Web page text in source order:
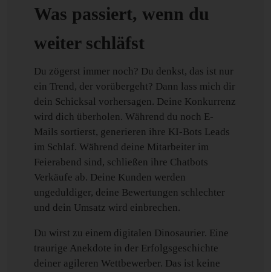
Was passiert, wenn du
weiter schläfst
Du zögerst immer noch? Du denkst, das ist nur
ein Trend, der vorübergeht? Dann lass mich dir
dein Schicksal vorhersagen. Deine Konkurrenz
wird dich überholen. Während du noch E-
Mails sortierst, generieren ihre KI-Bots Leads
im Schlaf. Während deine Mitarbeiter im
Feierabend sind, schließen ihre Chatbots
Verkäufe ab. Deine Kunden werden
ungeduldiger, deine Bewertungen schlechter
und dein Umsatz wird einbrechen.
Du wirst zu einem digitalen Dinosaurier. Eine
traurige Anekdote in der Erfolgsgeschichte
deiner agileren Wettbewerber. Das ist keine